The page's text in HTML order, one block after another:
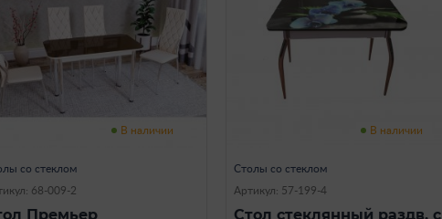
В наличии
со стеклом
68-009-2
Премьер
В наличии
Столы со стеклом
Артикул: 57-199-4
Стол стеклянный раздв. с